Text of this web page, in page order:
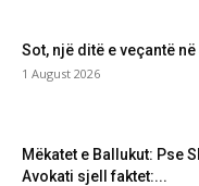
Sot, një ditë e veçantë
1 August 2026
Mëkatet e Ballukut: Pse
Avokati sjell faktet:...